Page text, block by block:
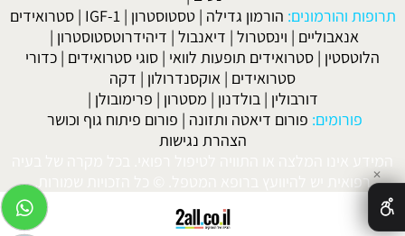
תרופות והורמונים: הורמון גדילה |טסטוסטרון |
IGF-1
|סטרואידים
אנאבוליים | וינסטרול | דיאנבול | דיהידרוטסטוסטרון |
הלוטסטין | סטרואידים תופעות לוואי | סוגי סטרואידים | כדורי
סטרואידים | אוקסנדרולון | דקה
דורבולין | בולדנון | מסטרון | פרימובולן |
פורומים: פורום דיאטה ותזונה | פורום פיתוח גוף וכושר
הצהרת נגישות
המידע אינו המלצה או התוויה לטיפול רפואי. בכל מקרה של בעיה
רפואית יש להיוועץ ברופא המטפל. © כל הזכויות שמורות. ✕